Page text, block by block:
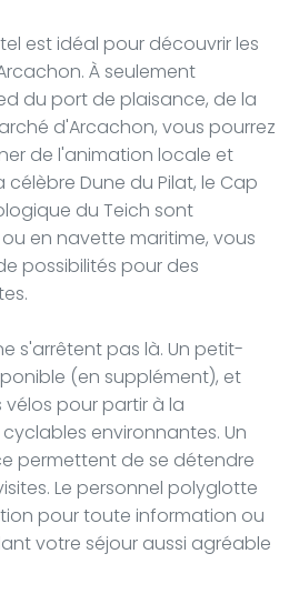
est idéal pour découvrir les
À seulement
du port de plaisance, de la
d'Arcachon, vous pourrez
de l'animation locale et
célèbre Dune du Pilat, le Cap
du Teich sont
en navette maritime, vous
possibilités pour des
s'arrêtent pas là. Un petit-
(en supplément), et
pour partir à la
environnantes. Un
permettent de se détendre
Le personnel polyglotte
pour toute information ou
votre séjour aussi agréable